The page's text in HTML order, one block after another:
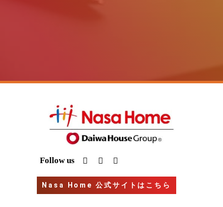
Follow us I
n
s
t
a
Y
o
u
t
u
G
o
o
g
l
Nasa Home 公式サイトはこちら